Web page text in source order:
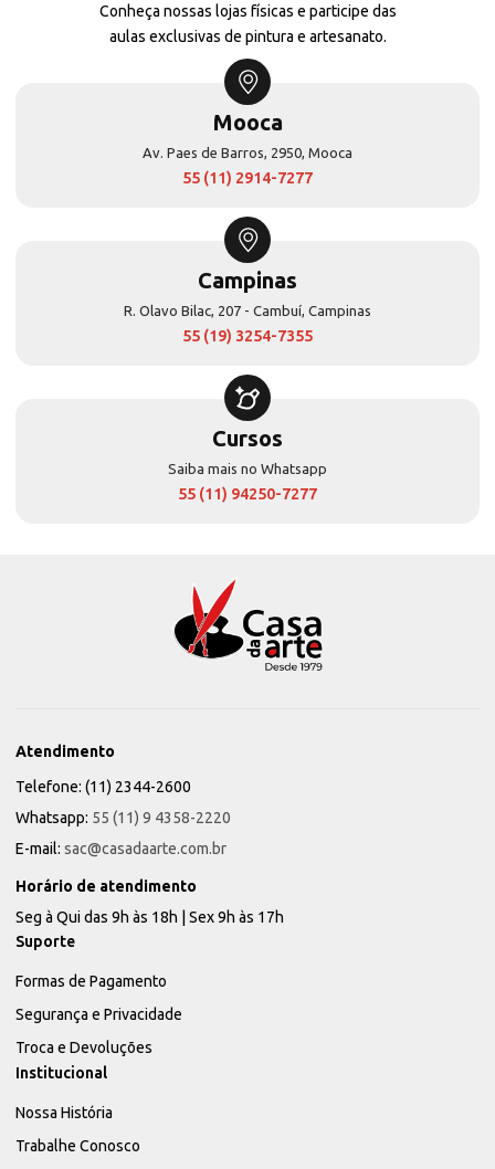
Conheça nossas lojas físicas e participe das
aulas exclusivas de pintura e artesanato.
Mooca
Av. Paes de Barros, 2950, Mooca
55 (11) 2914-7277
Campinas
R. Olavo Bilac, 207 - Cambuí, Campinas
55 (19) 3254-7355
Cursos
Saiba mais no Whatsapp
55 (11) 94250-7277
Atendimento
Telefone: (11) 2344-2600
Whatsapp: 55 (11) 9 4358-2220
E-mail: sac@casadaarte.com.br
Horário de atendimento
Seg à Qui das 9h às 18h | Sex 9h às 17h
Suporte
Formas de Pagamento
Segurança e Privacidade
Troca e Devoluções
Institucional
Nossa História
Trabalhe Conosco